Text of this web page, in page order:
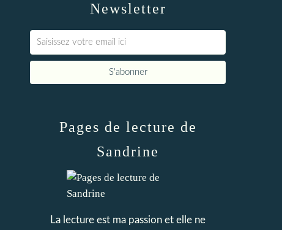
Newsletter
Pages de lecture de
Sandrine
La lecture est ma passion et elle ne